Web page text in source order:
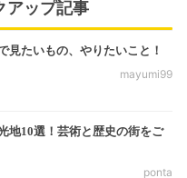
アップ記事
見たいもの、やりたいこと！
mayumi99
地10選！芸術と歴史の街をご
ponta